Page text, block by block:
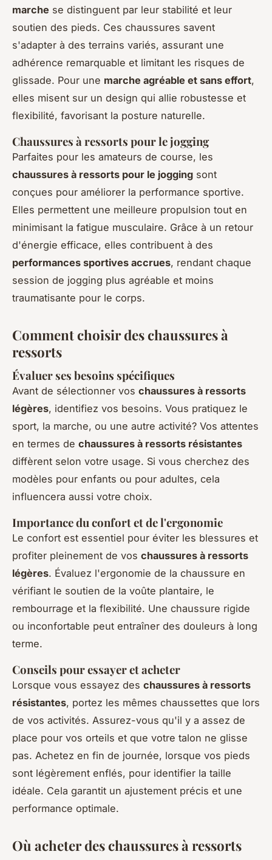
marche se distinguent par leur stabilité et leur
soutien des pieds. Ces chaussures savent
s'adapter à des terrains variés, assurant une
adhérence remarquable et limitant les risques de
glissade. Pour une marche agréable et sans effort,
elles misent sur un design qui allie robustesse et
flexibilité, favorisant la posture naturelle.
Chaussures à ressorts pour le jogging
Parfaites pour les amateurs de course, les
chaussures à ressorts pour le jogging sont
conçues pour améliorer la performance sportive.
Elles permettent une meilleure propulsion tout en
minimisant la fatigue musculaire. Grâce à un retour
d'énergie efficace, elles contribuent à des
performances sportives accrues, rendant chaque
session de jogging plus agréable et moins
traumatisante pour le corps.
Comment choisir des chaussures à
ressorts
Évaluer ses besoins spécifiques
Avant de sélectionner vos chaussures à ressorts
légères, identifiez vos besoins. Vous pratiquez le
sport, la marche, ou une autre activité? Vos attentes
en termes de chaussures à ressorts résistantes
diffèrent selon votre usage. Si vous cherchez des
modèles pour enfants ou pour adultes, cela
influencera aussi votre choix.
Importance du confort et de l'ergonomie
Le confort est essentiel pour éviter les blessures et
profiter pleinement de vos chaussures à ressorts
légères. Évaluez l'ergonomie de la chaussure en
vérifiant le soutien de la voûte plantaire, le
rembourrage et la flexibilité. Une chaussure rigide
ou inconfortable peut entraîner des douleurs à long
terme.
Conseils pour essayer et acheter
Lorsque vous essayez des chaussures à ressorts
résistantes, portez les mêmes chaussettes que lors
de vos activités. Assurez-vous qu'il y a assez de
place pour vos orteils et que votre talon ne glisse
pas. Achetez en fin de journée, lorsque vos pieds
sont légèrement enflés, pour identifier la taille
idéale. Cela garantit un ajustement précis et une
performance optimale.
Où acheter des chaussures à ressorts